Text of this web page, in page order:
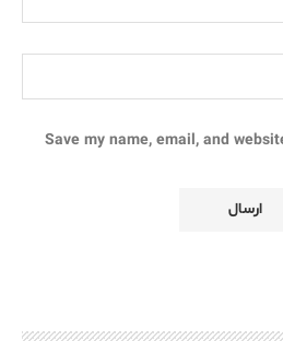
Save my name, email, and